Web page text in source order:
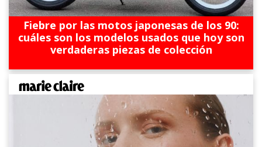
Fiebre por las motos japonesas de los 90:
cuáles son los modelos usados que hoy son
verdaderas piezas de colección